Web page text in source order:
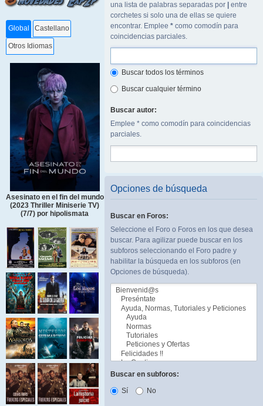
Global Castellano
Otros Idiomas
Asesinato en el fin del mundo
(2023 Thriller Miniserie TV)
(7/7) por hipolismata
una lista de palabras separadas por
entre
corchetes si solo una de ellas se quiere
encontrar. Emplee * como comodín para
coincidencias parciales.
Buscar todos los términos
Buscar cualquier término
Buscar autor:
Emplee * como comodín para coincidencias
parciales.
Opciones de búsqueda
Buscar en Foros:
Seleccione el Foro o Foros en los que desea
buscar. Para agilizar puede buscar en los
subforos seleccionando el Foro padre y
habilitar la búsqueda en los subforos (en
Opciones de búsqueda).
Buscar en subforos:
Sí
No